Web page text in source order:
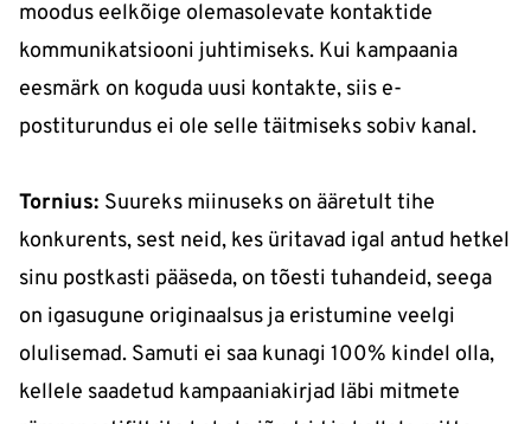
moodus eelkõige olemasolevate kontaktide
kommunikatsiooni juhtimiseks. Kui kampaania
eesmärk on koguda uusi kontakte, siis e-
postiturundus ei ole selle täitmiseks sobiv kanal.
Tornius: Suureks miinuseks on ääretult tihe
konkurents, sest neid, kes üritavad igal antud hetkel
sinu postkasti pääseda, on tõesti tuhandeid, seega
on igasugune originaalsus ja eristumine veelgi
olulisemad. Samuti ei saa kunagi 100% kindel olla,
kellele saadetud kampaaniakirjad läbi mitmete